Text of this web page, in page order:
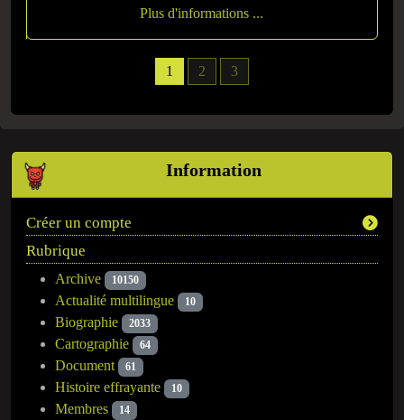
Information
Créer un compte
Rubrique
Archive 10150
Actualité multilingue 10
Biographie 2033
Cartographie 64
Document 61
Histoire effrayante 10
Membres 14
1 2 3
Plus d'informations ...